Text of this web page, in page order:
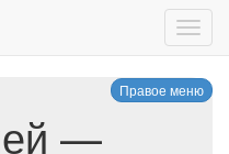
Правое меню
—